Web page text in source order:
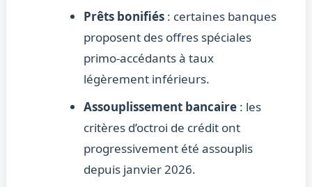
Prêts bonifiés: certaines banques
proposent des offres spéciales
primo-accédants à taux
légèrement inférieurs.
Assouplissement bancaire: les
critères d’octroi de crédit ont
progressivement été assouplis
depuis janvier 2026.